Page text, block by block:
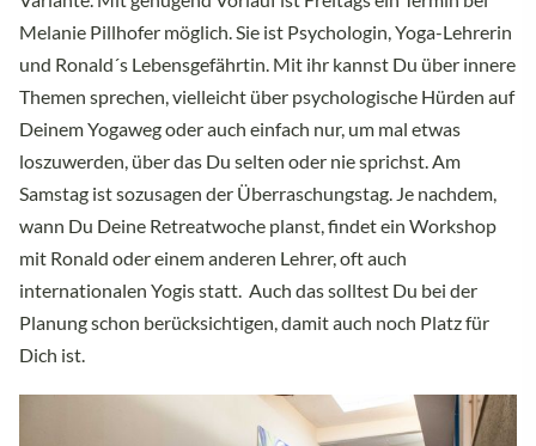
Melanie Pillhofer möglich. Sie ist Psychologin, Yoga-Lehrerin
und Ronald´s Lebensgefährtin. Mit ihr kannst Du über innere
Themen sprechen, vielleicht über psychologische Hürden auf
Deinem Yogaweg oder auch einfach nur, um mal etwas
loszuwerden, über das Du selten oder nie sprichst. Am
Samstag ist sozusagen der Überraschungstag. Je nachdem,
wann Du Deine Retreatwoche planst, findet ein Workshop
mit Ronald oder einem anderen Lehrer, oft auch
internationalen Yogis statt. Auch das solltest Du bei der
Planung schon berücksichtigen, damit auch noch Platz für
Dich ist.